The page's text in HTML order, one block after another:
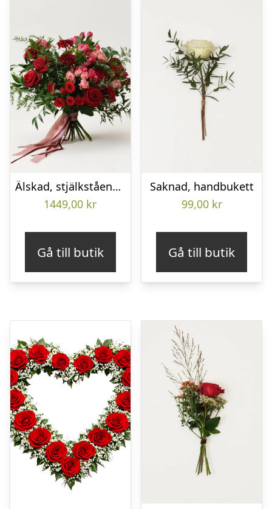
Älskad, stjälkstående bukett
1449,00 kr
Gå till butik
Saknad, handbukett
99,00 kr
Gå till butik